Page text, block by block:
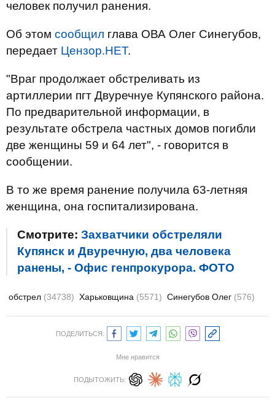
человек получил ранения.
Об этом сообщил глава ОВА Олег Синегубов,
передает Цензор.НЕТ.
"Враг продолжает обстреливать из
артиллерии пгт Двуречнуе Купянского района.
По предварительной информации, в
результате обстрела частных домов погибли
две женщины 59 и 64 лет", - говорится в
сообщении.
В то же время ранение получила 63-летняя
женщина, она госпитализирована.
Смотрите: Захватчики обстреляли
Купянск и Двуречную, два человека
ранены, - Офис генпрокурора. ФОТО
обстрел (34738) Харьковщина (5571) Синегубов Олег (576)
ПОДЕЛИТЬСЯ:
Мне нравится
ПОДЫТОЖИТЬ: